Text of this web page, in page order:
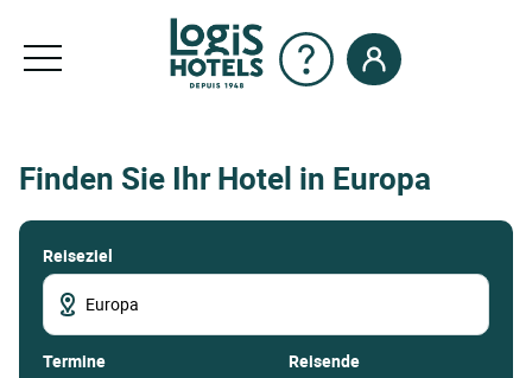
Finden Sie Ihr Hotel in Europa
Reiseziel
termine Reisende